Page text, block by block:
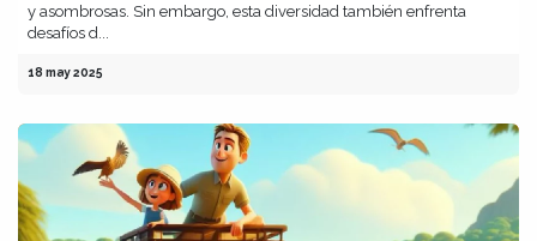
y asombrosas. Sin embargo, esta diversidad también enfrenta
desafíos d...
18 may 2025